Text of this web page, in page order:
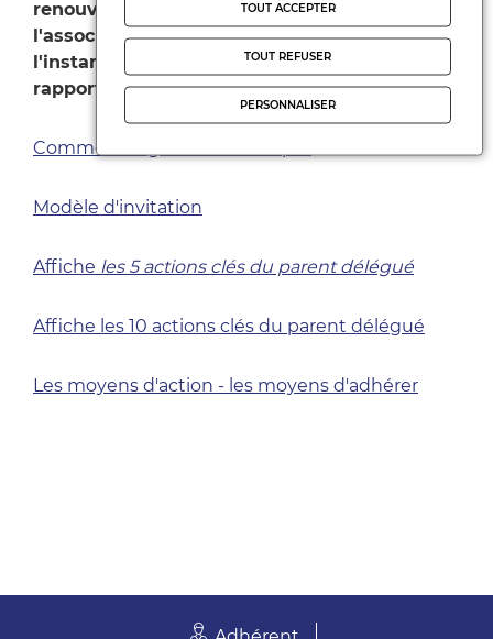
renouveler les membres du CA de
l'association ainsi que le bureau, c'est aussi
l'instance statutaire qui présente et vote le
rapport d'activité et financier.
Comment organiser son AG.pdf
Modèle d'invitation
Affiche les 5 actions clés du parent délégué
Affiche les 10 actions clés du parent délégué
Les moyens d'action - les moyens d'adhérer
TOUT ACCEPTER
TOUT REFUSER
PERSONNALISER